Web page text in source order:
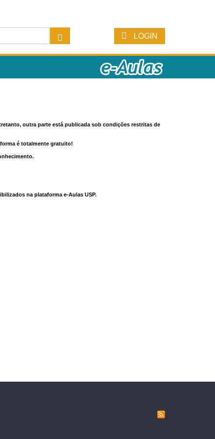
LOGIN
outra parte está publicada sob condições restritas de
é totalmente gratuito!
na plataforma e-Aulas USP.